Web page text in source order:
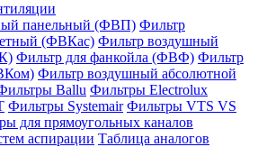
панельный (ФВП) Фильтр
(ФВКас) Фильтр воздушный
Фильтр для фанкойла (ФВФ) Фильтр
Фильтр воздушный абсолютной
Ballu Фильтры Electrolux
Фильтры Systemair Фильтры VTS VS
для прямоугольных каналов
аспирации Таблица аналогов